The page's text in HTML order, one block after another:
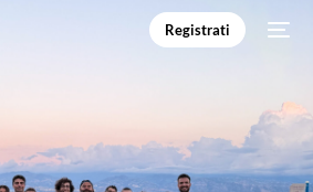
Registrati